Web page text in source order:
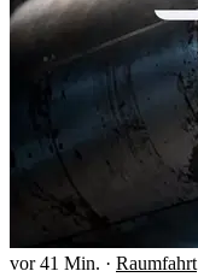
vor 41 Min. · Raumfahrt